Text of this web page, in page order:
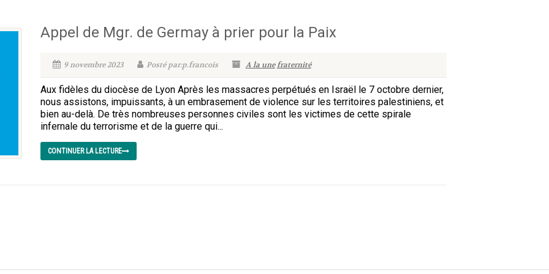
Appel de Mgr. de Germay à prier pour la Paix
9 novembre 2023 Posté par:p.francois A la une fraternité
Aux fidèles du diocèse de Lyon Après les massacres perpétués en Israël le 7 octobre dernier,
nous assistons, impuissants, à un embrasement de violence sur les territoires palestiniens, et
bien au-delà. De très nombreuses personnes civiles sont les victimes de cette spirale
infernale du terrorisme et de la guerre qui...
CONTINUER LA LECTURE